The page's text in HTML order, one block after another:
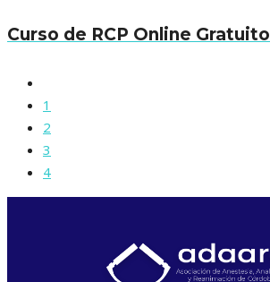
Curso de RCP Online Gratuito
1
2
3
4